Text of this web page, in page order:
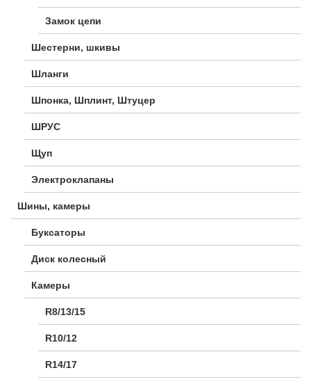
Замок цепи
Шестерни, шкивы
Шланги
Шпонка, Шплинт, Штуцер
ШРУС
Щуп
Электроклапаны
Шины, камеры
Буксаторы
Диск колесный
Камеры
R8/13/15
R10/12
R14/17